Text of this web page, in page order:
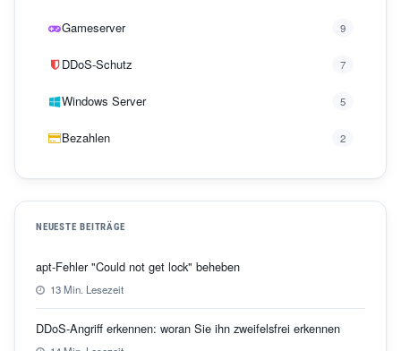
Gameserver 9
DDoS-Schutz 7
Windows Server 5
Bezahlen 2
NEUESTE BEITRÄGE
apt-Fehler "Could not get lock" beheben
13 Min. Lesezeit
DDoS-Angriff erkennen: woran Sie ihn zweifelsfrei erkennen